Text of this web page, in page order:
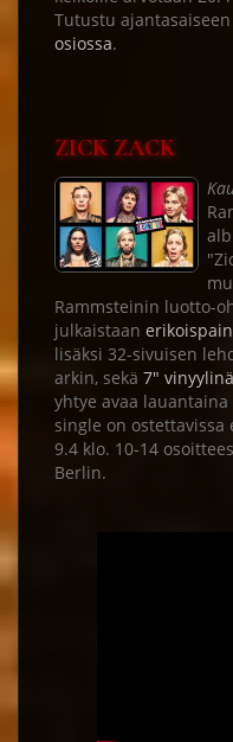
Tutustu
osiossa.
ZICK ZACK
Rammsteinin luotto-
julkaistaan
lisäksi 32-sivuisen
arkin, sekä 7" vinyylinä
yhtye avaa
single on ostettavissa
9.4 klo. 10-14
Berlin.